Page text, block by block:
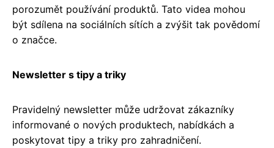
porozumět používání produktů. Tato videa mohou
být sdílena na sociálních sítích a zvýšit tak povědomí
o značce.
Newsletter s tipy a triky
Pravidelný newsletter může udržovat zákazníky
informované o nových produktech, nabídkách a
poskytovat tipy a triky pro zahradničení.